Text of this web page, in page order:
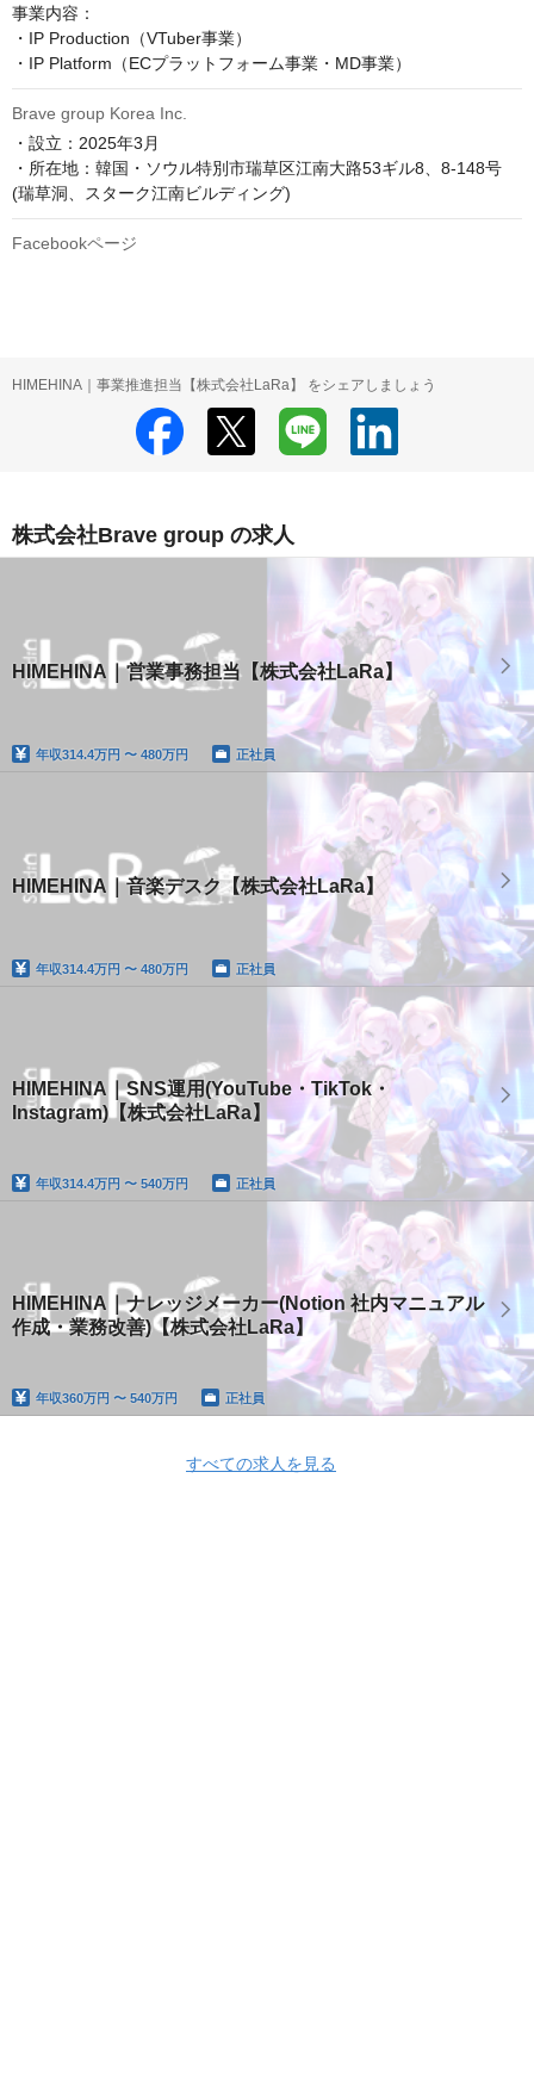
事業内容：
・IP Production（VTuber事業）
・IP Platform（ECプラットフォーム事業・MD事業）
Brave group Korea Inc.
・設立：2025年3月
・所在地：韓国・ソウル特別市瑞草区江南大路53ギル8、8-148号
(瑞草洞、スターク江南ビルディング)
Facebookページ
HIMEHINA｜事業推進担当【株式会社LaRa】 をシェアしましょう
株式会社Brave group の求人
HIMEHINA｜営業事務担当【株式会社LaRa】
年収314.4万円 〜 480万円 正社員
HIMEHINA｜音楽デスク【株式会社LaRa】
年収314.4万円 〜 480万円 正社員
HIMEHINA｜SNS運用(YouTube・TikTok・
Instagram)【株式会社LaRa】
年収314.4万円 〜 540万円 正社員
HIMEHINA｜ナレッジメーカー(Notion 社内マニュアル
作成・業務改善)【株式会社LaRa】
年収360万円 〜 540万円 正社員
すべての求人を見る